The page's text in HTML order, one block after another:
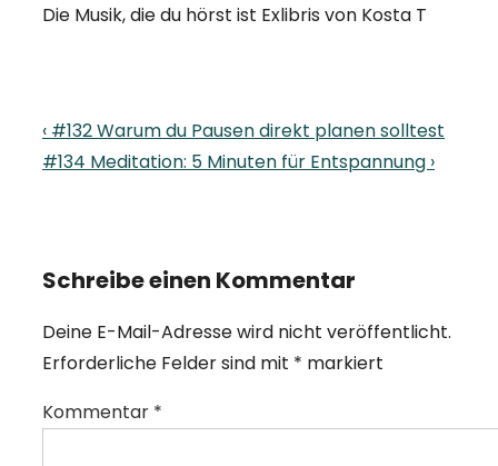
Die Musik, die du hörst ist Exlibris von Kosta T
Beitragsnavigation
Previous
Post
‹ #132 Warum du Pausen direkt planen solltest
Next
#134 Meditation: 5 Minuten für Entspannung ›
Schreibe einen Kommentar
Deine E-Mail-Adresse wird nicht veröffentlicht.
Erforderliche Felder sind mit * markiert
Kommentar *